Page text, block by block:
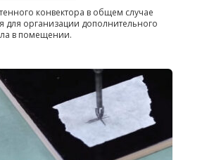
конвектора в общем случае
для организации дополнительного
в помещении.